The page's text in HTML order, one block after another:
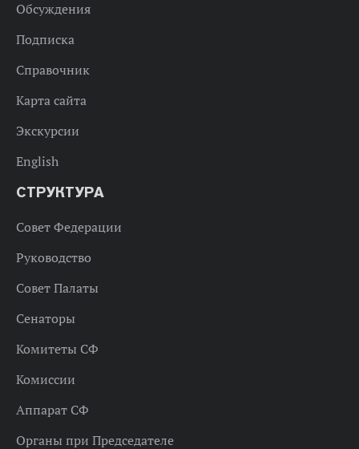
Обсуждения
Подписка
Справочник
Карта сайта
Экскурсии
English
СТРУКТУРА
Совет Федерации
Руководство
Совет Палаты
Сенаторы
Комитеты СФ
Комиссии
Аппарат СФ
Органы при Председателе